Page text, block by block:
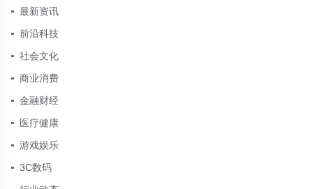
最新资讯
前沿科技
社会文化
商业消费
金融财经
医疗健康
游戏娱乐
3C数码